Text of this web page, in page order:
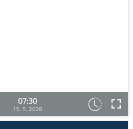
07:30
15. 5. 2026